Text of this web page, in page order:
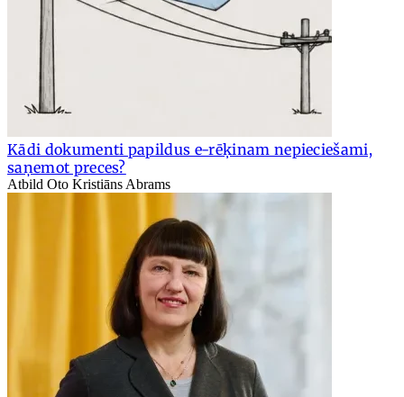
Kādi dokumenti papildus e-rēķinam nepieciešami,
saņemot preces?
Atbild Oto Kristiāns Abrams